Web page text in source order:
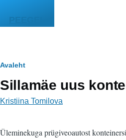
PEEGEL
Leivapuru
Avaleht
Sillamäe uus
Kristiina Tomilova
Üleminekuga prügiveoautost